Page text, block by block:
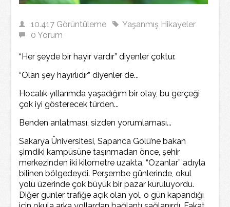
10.417 Görüntüleme
Yaşanmış Hikayeler
0 Yorum
“Her şeyde bir hayır vardır” diyenler çoktur.
“Olan şey hayırlıdır” diyenler de...
Hocalık yıllarımda yaşadığım bir olay, bu gerçeği
çok iyi gösterecek türden...
Benden anlatması, sizden yorumlaması...
Sakarya Üniversitesi, Sapanca Gölü’ne bakan
şimdiki kampüsüne taşınmadan önce, şehir
merkezinden iki kilometre uzakta, “Ozanlar” adıyla
bilinen bölgedeydi. Perşembe günlerinde, okul
yolu üzerinde çok büyük bir pazar kuruluyordu.
Diğer günler trafiğe açık olan yol, o gün kapandığı